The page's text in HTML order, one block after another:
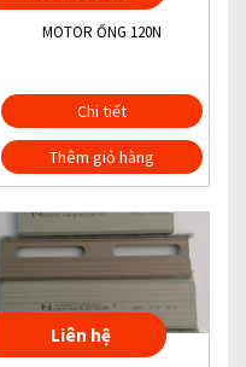
MOTOR ỐNG 120N
Chi tiết
Thêm giỏ hàng
Liên hệ